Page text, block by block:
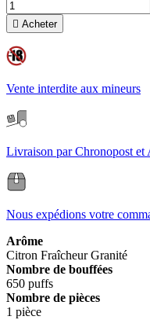
 Acheter
Vente interdite aux mineurs
Livraison par Chronopost et
Nous expédions votre
Arôme
Citron FraîcheurGranité
Nombre de bouffées
650 puffs
Nombre de pièces
1 pièce